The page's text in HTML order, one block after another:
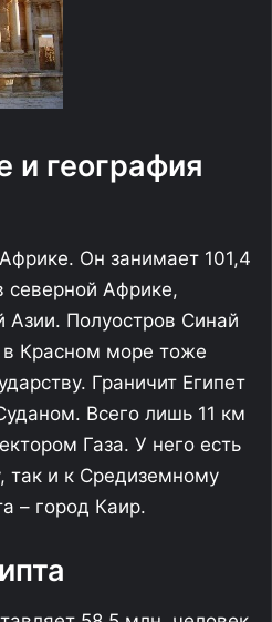
и география
Он занимает 101,4
северной Африке,
Азии. Полуостров Синай
в Красном море тоже
Граничит Египет
Всего лишь 11 км
Газа. У него есть
так и к Средиземному
– город Каир.